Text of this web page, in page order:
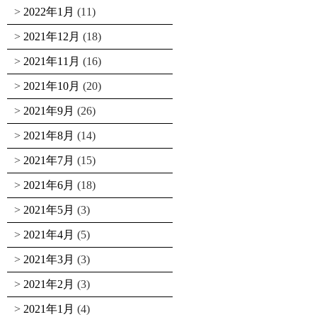
2022年1月 (11)
2021年12月 (18)
2021年11月 (16)
2021年10月 (20)
2021年9月 (26)
2021年8月 (14)
2021年7月 (15)
2021年6月 (18)
2021年5月 (3)
2021年4月 (5)
2021年3月 (3)
2021年2月 (3)
2021年1月 (4)